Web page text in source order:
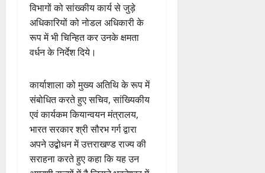
विभागों को सांख्कीय कार्य से जुड़े
अधिकारियों को नोडल अधिकारी के
रूप में भी चिन्हित कर उनके क्षमता
वर्धन के निर्देश दिये।
कार्याशाला को मुख्य अतिथि के रूप में
संबोधित करते हुए सचिव, सांख्यिकीय
एवं कार्यकम कियान्वयन मंत्रालय,
भारत सरकार श्री सौरभ गर्ग द्वारा
अपने उद्बोधन में उत्तराखण्ड राज्य की
सराहना करते हुए कहा कि यह उन